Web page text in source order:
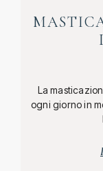
La
ogni giorno in